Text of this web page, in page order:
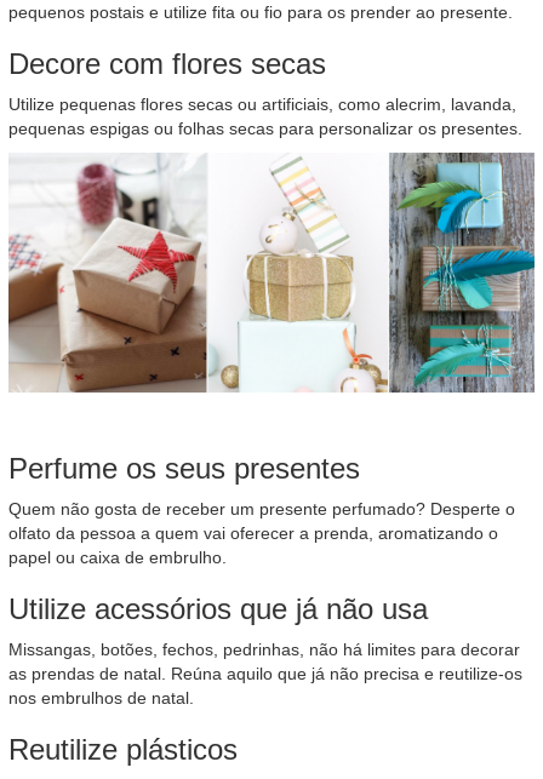
pequenos postais e utilize fita ou fio para os prender ao presente.
Decore com flores secas
Utilize pequenas flores secas ou artificiais, como alecrim, lavanda,
pequenas espigas ou folhas secas para personalizar os presentes.
Perfume os seus presentes
Quem não gosta de receber um presente perfumado? Desperte o
olfato da pessoa a quem vai oferecer a prenda, aromatizando o
papel ou caixa de embrulho.
Utilize acessórios que já não usa
Missangas, botões, fechos, pedrinhas, não há limites para decorar
as prendas de natal. Reúna aquilo que já não precisa e reutilize-os
nos embrulhos de natal.
Reutilize plásticos